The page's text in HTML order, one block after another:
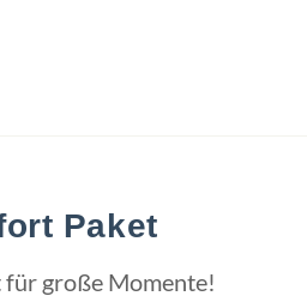
Paket
für große Momente!